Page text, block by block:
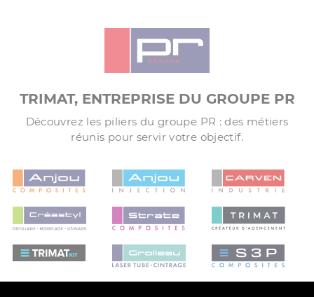
TRIMAT, ENTREPRISE DU GROUPE PR
Découvrez les piliers du groupe PR : des métiers
réunis pour servir votre objectif.